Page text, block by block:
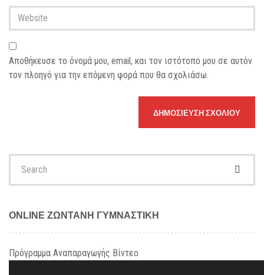
Address*
Website
Αποθήκευσε το όνομά μου, email, και τον ιστότοπο μου σε αυτόν
τον πλοηγό για την επόμενη φορά που θα σχολιάσω.
ONLINE ΖΩΝΤΑΝΗ ΓΥΜΝΑΣΤΙΚΗ
Πρόγραμμα Αναπαραγωγής Βίντεο